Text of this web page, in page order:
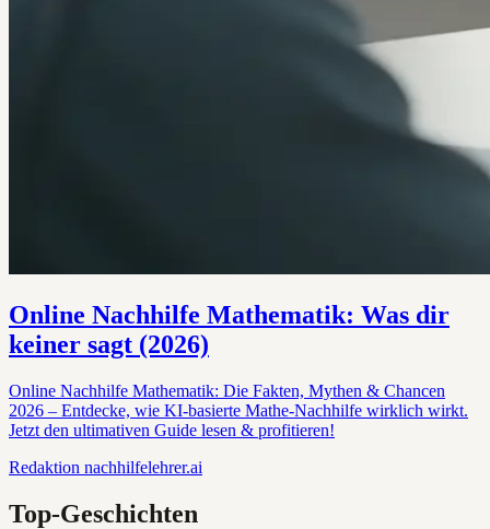
Online Nachhilfe Mathematik: Was dir
keiner sagt (2026)
Online Nachhilfe Mathematik: Die Fakten, Mythen & Chancen
2026 – Entdecke, wie KI-basierte Mathe-Nachhilfe wirklich wirkt.
Jetzt den ultimativen Guide lesen & profitieren!
Redaktion nachhilfelehrer.ai
Top-Geschichten